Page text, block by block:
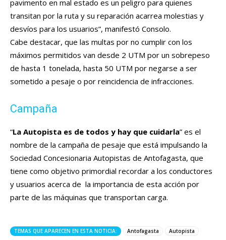
pavimento en mal estado es un peligro para quienes
transitan por la ruta y su reparación acarrea molestias y
desvíos para los usuarios”, manifestó Consolo.
Cabe destacar, que las multas por no cumplir con los
máximos permitidos van desde 2 UTM por un sobrepeso
de hasta 1 tonelada, hasta 50 UTM por negarse a ser
sometido a pesaje o por reincidencia de infracciones.
Campaña
“La Autopista es de todos y hay que cuidarla” es el
nombre de la campaña de pesaje que está impulsando la
Sociedad Concesionaria Autopistas de Antofagasta, que
tiene como objetivo primordial recordar a los conductores
y usuarios acerca de la importancia de esta acción por
parte de las máquinas que transportan carga.
TEMAS QUE APARECEN EN ESTA NOTICIA: Antofagasta Autopista